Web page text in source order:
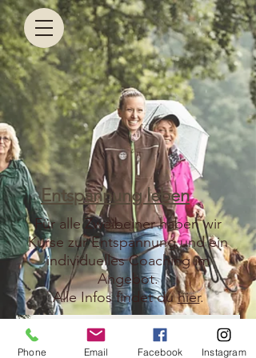
Entspannung leben
Für alle Zweibeiner haben wir
Kurse zur Entspannung und ein
individuelles Coaching im
Angebot.
Alle Infos findet duhier.
Phone Email Facebook Instagram